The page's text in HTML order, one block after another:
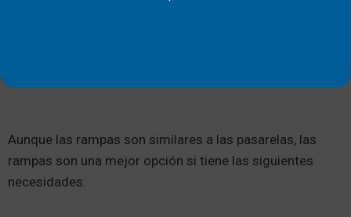
Aunque las rampas son similares a las pasarelas, las
rampas son una mejor opción si tiene las siguientes
necesidades: